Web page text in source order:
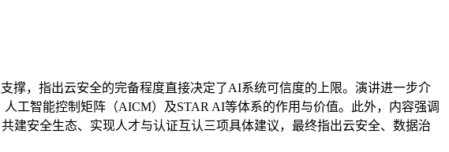
撑，指出云安全的完备程度直接决定了AI系统可信度的上限。演讲进一步介
工智能控制矩阵（AICM）及STAR AI等体系的作用与价值。此外，内容强调
建安全生态、实现人才与认证互认三项具体建议，最终指出云安全、数据治